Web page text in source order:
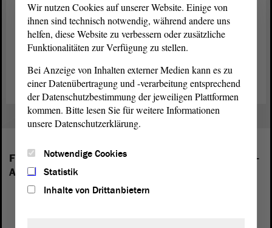
Zurück zur Landtagssitzung
Folgende Fraktionen sind im Landtag von Sachsen-
Anhalt vertreten:
Wir nutzen Cookies auf unserer Website. Einige von
ihnen sind technisch notwendig, während andere uns
helfen, diese Website zu verbessern oder zusätzliche
Funktionalitäten zur Verfügung zu stellen.
Bei Anzeige von Inhalten externer Medien kann es zu
einer Datenübertragung und -verarbeitung entsprechend
der Datenschutzbestimmung der jeweiligen Plattformen
kommen. Bitte lesen Sie für weitere Informationen
unsere Datenschutzerklärung.
Notwendige Cookies
Statistik
Inhalte von Drittanbietern